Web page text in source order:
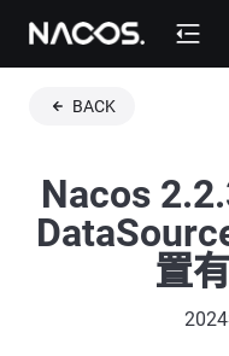
BACK
Nacos
置